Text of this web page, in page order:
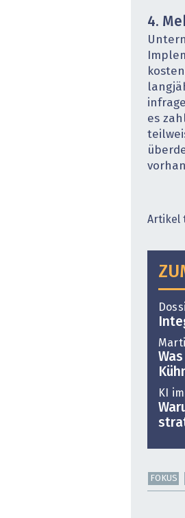
4.
es
Artikel
KI
FOKUS